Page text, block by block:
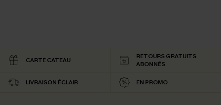
CARTE CATEAU
RETOURS GRATUITS
ABONNÉS
LIVRAISON ÉCLAIR EN PROMO